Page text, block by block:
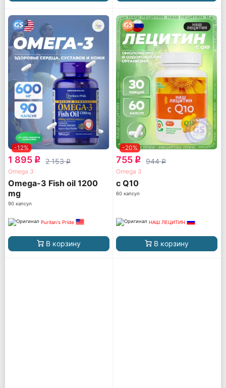
-12%
1 895 q 2 153q
Omega 3
Omega-3 Fish oil 1200
mg
90 капсул
Puritan's Pride
В корзину
-20%
755 q 944q
Omega 3
с Q10
60 капсул
НАШ ЛЕЦИТИН
В корзину